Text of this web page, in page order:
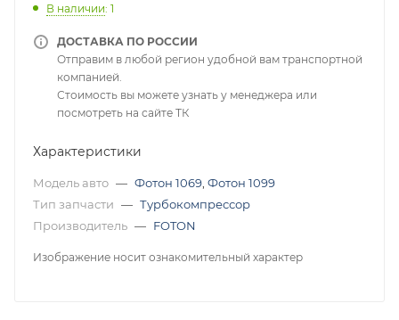
В наличии: 1
ДОСТАВКА ПО РОССИИ
Отправим в любой регион удобной вам транспортной
компанией.
Стоимость вы можете узнать у менеджера или
посмотреть на сайте ТК
Характеристики
Модель авто — Фотон 1069 Фотон 1099
Тип запчасти — Турбокомпрессор
Производитель — FOTON
Изображение носит ознакомительный характер